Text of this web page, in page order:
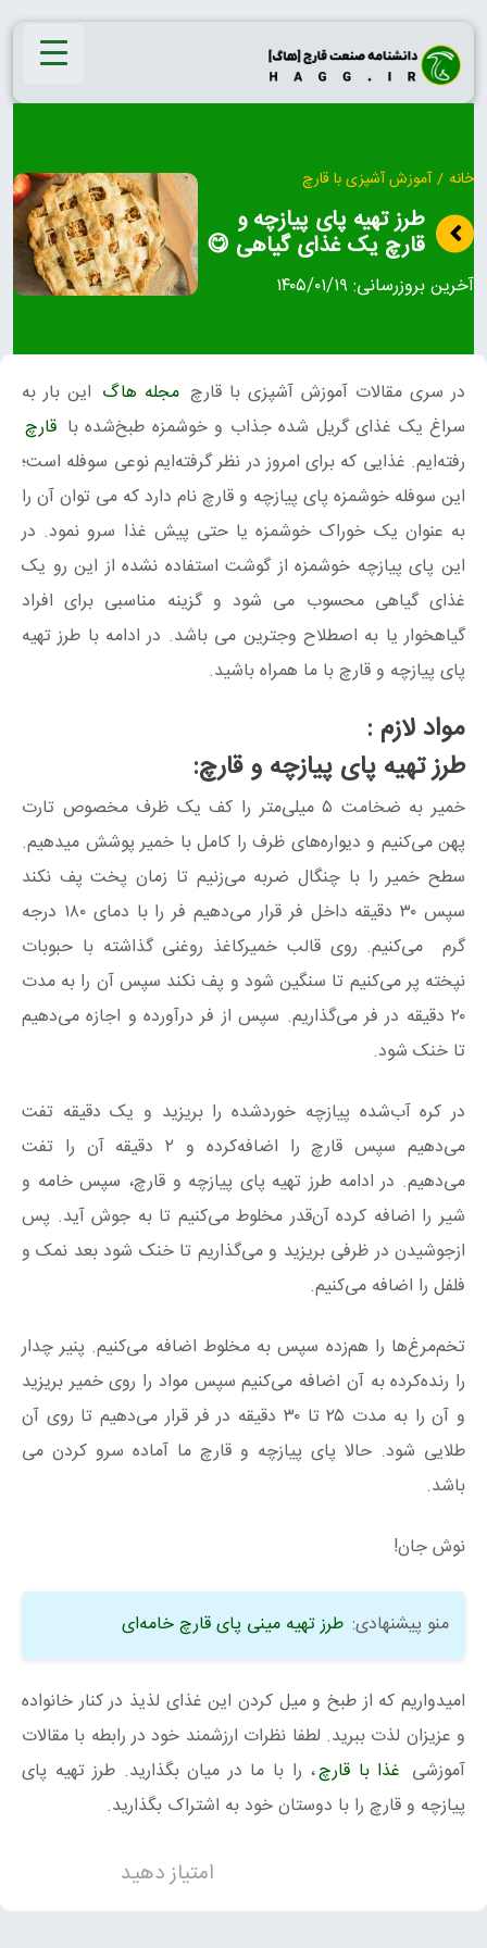
Skip
content
خانه / آموزش آشپزی با قارچ
طرز تهیه پای پیازچه و
قارچ یک غذای گیاهی 😋
آخرین بروزرسانی: ۱۴۰۵/۰۱/۱۹
در سری مقالات آموزش آشپزی با قارچ مجله هاگ این بار به
سراغ یک غذای گریل شده جذاب و خوشمزه طبخ‌شده با قارچ
رفته‌ایم. غذایی که برای امروز در نظر گرفته‌ایم نوعی سوفله است؛
این سوفله خوشمزه پای پیازچه و قارچ نام دارد که می توان آن را
به عنوان یک خوراک خوشمزه یا حتی پیش غذا سرو نمود. در
این پای پیازچه خوشمزه از گوشت استفاده نشده از این رو یک
غذای گیاهی محسوب می شود و گزینه مناسبی برای افراد
گیاهخوار یا به اصطلاح وجترین می باشد. در ادامه با طرز تهیه
پای پیازچه و قارچ با ما همراه باشید.
مواد لازم :
طرز تهیه پای پیازچه و قارچ:
خمیر به ضخامت ۵ میلی‌متر را کف یک ظرف مخصوص تارت
پهن می‌کنیم و دیواره‌های ظرف را کامل با خمیر پوشش میدهیم.
سطح خمیر را با چنگال ضربه می‌زنیم تا زمان پخت پف نکند
سپس ۳۰ دقیقه داخل فر قرار می‌دهیم فر را با دمای ۱۸۰ درجه
گرم می‌کنیم. روی قالب خمیرکاغذ روغنی گذاشته با حبوبات
نپخته پر می‌کنیم تا سنگین شود و پف نکند سپس آن را به مدت
۲۰ دقیقه در فر می‌گذاریم. سپس از فر درآورده و اجازه می‌دهیم
تا خنک شود.
در کره آب‌شده پیازچه خوردشده را بریزید و یک دقیقه تفت
می‌دهیم سپس قارچ را اضافه‌کرده و ۲ دقیقه آن را تفت
می‌دهیم. در ادامه طرز تهیه پای پیازچه و قارچ، سپس خامه و
شیر را اضافه کرده آن‌قدر مخلوط می‌کنیم تا به جوش آید. پس
ازجوشیدن در ظرفی بریزید و می‌گذاریم تا خنک شود بعد نمک و
فلفل را اضافه می‌کنیم.
تخم‌مرغ‌ها را هم‌زده سپس به مخلوط اضافه می‌کنیم. پنیر چدار
را رنده‌کرده به آن اضافه می‌کنیم سپس مواد را روی خمیر بریزید
و آن را به مدت ۲۵ تا ۳۰ دقیقه در فر قرار می‌دهیم تا روی آن
طلایی شود. حالا پای پیازچه و قارچ ما آماده سرو کردن می
باشد.
نوش جان!
منو پیشنهادی: طرز تهیه مینی پای قارچ خامه‌ای
امیدواریم که از طبخ و میل کردن این غذای لذیذ در کنار خانواده
و عزیزان لذت ببرید. لطفا نظرات ارزشمند خود در رابطه با مقالات
آموزشی غذا با قارچ، را با ما در میان بگذارید. طرز تهیه پای
پیازچه و قارچ را با دوستان خود به اشتراک بگذارید.
امتیاز دهید